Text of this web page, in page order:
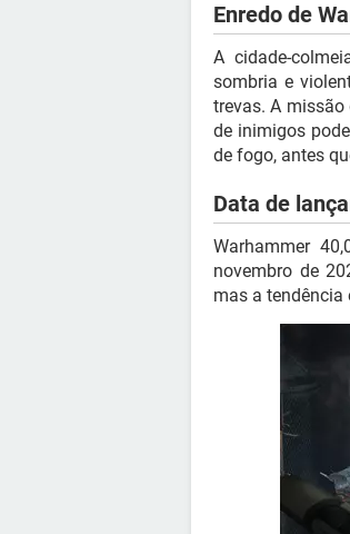
Enredo de
A cidade-
sombria e
trevas. A
de inimigos
de fogo, antes
Data de
Warhammer
novembro de
mas a tendência